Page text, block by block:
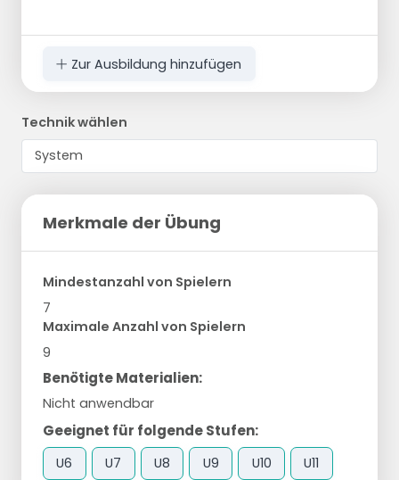
Zur Ausbildung hinzufügen
Technik wählen
Merkmale der Übung
Mindestanzahl von Spielern
7
Maximale Anzahl von Spielern
9
Benötigte Materialien:
Nicht anwendbar
Geeignet für folgende Stufen:
U6 U7 U8 U9 U10 U11